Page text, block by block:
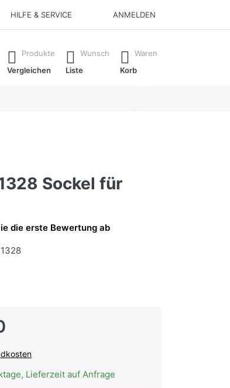
HILFE & SERVICE ANMELDEN
Ergebnisse. Drücken Sie die Eingabetaste, um alle
Produkte
Vergleichen
Wunsch
Liste
Waren
Korb
Sockel für
die erste Bewertung ab
Lieferzeit auf Anfrage